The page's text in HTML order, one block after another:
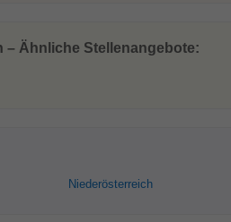
– Ähnliche Stellenangebote:
Niederösterreich